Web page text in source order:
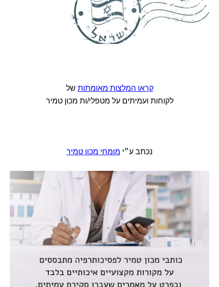
קראו המלצות מאומתות של
לקוחות ועמיתים על מטפלי/ות מכון טמיר
נכתב ע״י מומחי מכון טמיר